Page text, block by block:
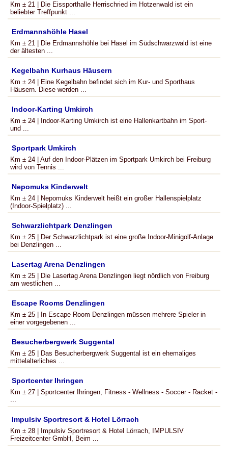
Km ± 21 | Die Eissporthalle Herrischried im Hotzenwald ist ein
beliebter Treffpunkt ...
Erdmannshöhle Hasel
Km ± 21 | Die Erdmannshöhle bei Hasel im Südschwarzwald ist eine
der ältesten ...
Kegelbahn Kurhaus Häusern
Km ± 24 | Eine Kegelbahn befindet sich im Kur- und Sporthaus
Häusern. Diese werden ...
Indoor-Karting Umkirch
Km ± 24 | Indoor-Karting Umkirch ist eine Hallenkartbahn im Sport-
und ...
Sportpark Umkirch
Km ± 24 | Auf den Indoor-Plätzen im Sportpark Umkirch bei Freiburg
wird von Tennis ...
Nepomuks Kinderwelt
Km ± 24 | Nepomuks Kinderwelt heißt ein großer Hallenspielplatz
(Indoor-Spielplatz) ...
Schwarzlichtpark Denzlingen
Km ± 25 | Der Schwarzlichtpark ist eine große Indoor-Minigolf-Anlage
bei Denzlingen ...
Lasertag Arena Denzlingen
Km ± 25 | Die Lasertag Arena Denzlingen liegt nördlich von Freiburg
am westlichen ...
Escape Rooms Denzlingen
Km ± 25 | In Escape Room Denzlingen müssen mehrere Spieler in
einer vorgegebenen ...
Besucherbergwerk Suggental
Km ± 25 | Das Besucherbergwerk Suggental ist ein ehemaliges
mittelalterliches ...
Sportcenter Ihringen
Km ± 27 | Sportcenter Ihringen, Fitness - Wellness - Soccer - Racket -
...
Impulsiv Sportresort & Hotel Lörrach
Km ± 28 | Impulsiv Sportresort & Hotel Lörrach, IMPULSIV
Freizeitcenter GmbH, Beim ...